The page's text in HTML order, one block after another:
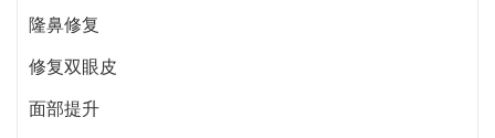
隆鼻修复
修复双眼皮
面部提升